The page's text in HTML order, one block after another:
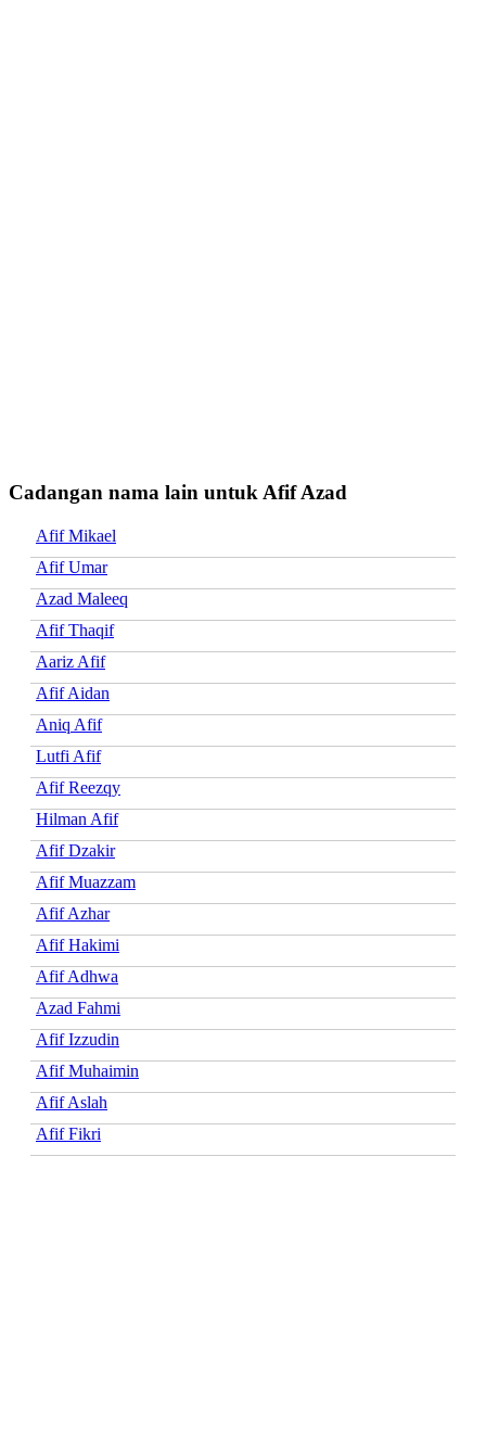
Cadangan nama lain untuk Afif Azad
Afif Mikael
Afif Umar
Azad Maleeq
Afif Thaqif
Aariz Afif
Afif Aidan
Aniq Afif
Lutfi Afif
Afif Reezqy
Hilman Afif
Afif Dzakir
Afif Muazzam
Afif Azhar
Afif Hakimi
Afif Adhwa
Azad Fahmi
Afif Izzudin
Afif Muhaimin
Afif Aslah
Afif Fikri